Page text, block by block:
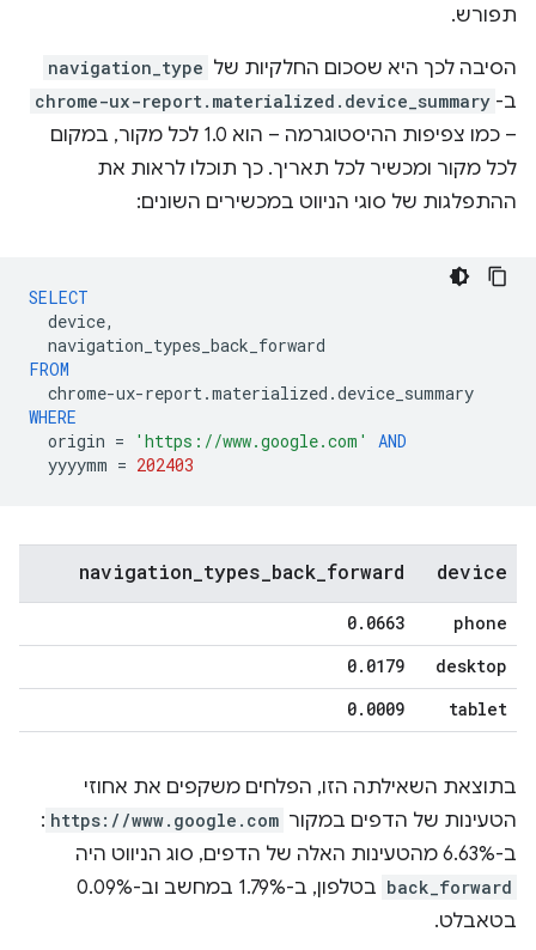
תפורש.
הסיבה לכך היא שסכום החלקיות של navigation_type
ב- chrome-ux-report.materialized.device_summary
– כמו צפיפות ההיסטוגרמה – הוא 1.0 לכל מקור, במקום
לכל מקור ומכשיר לכל תאריך. כך תוכלו לראות את
ההתפלגות של סוגי הניווט במכשירים השונים:
SELECT
device,
navigation_types_back_forward
FROM
chrome-ux-report.materialized .device_summary
WHERE
origin = 'https://www.google.com'
AND
yyyymm = 202403
device
navigation types back forward
phone
0. 0663
desktop
0. 0179
tablet
0. 0009
בתוצאת השאילתה הזו, הפלחים משקפים את אחוזי
הטעינות של הדפים במקור https://www.google.com
:
ב-6.63% מהטעינות האלה של הדפים, סוג הניווט היה
back_forward
בטלפון, ב-1.79% במחשב וב-0.09%
בטאבלט.